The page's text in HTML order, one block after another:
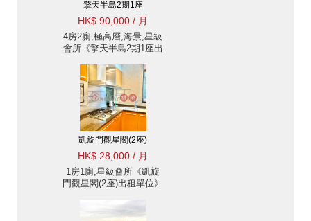
擎天半島2期1座
HK$ 90,000 / 月
4房2廁,極高層,海景,星級
會所《擎天半島2期1座出
凱旋門觀星閣(2座)
HK$ 28,000 / 月
1房1廁,星級會所《凱旋
門觀星閣(2座)出租單位》